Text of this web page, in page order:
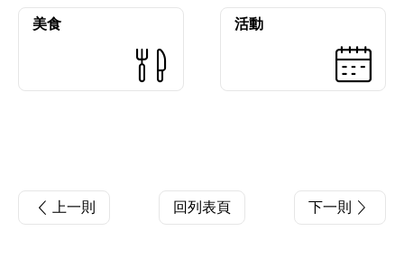
美食 活動
上一則 回列表頁 下一則